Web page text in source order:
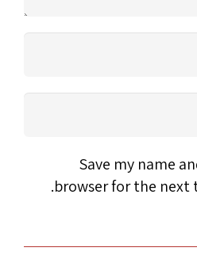
Save my name
browser for the next